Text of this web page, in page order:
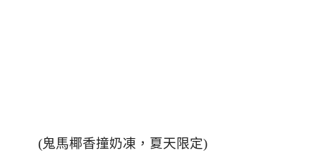
(鬼馬椰香撞奶凍，夏天限定)